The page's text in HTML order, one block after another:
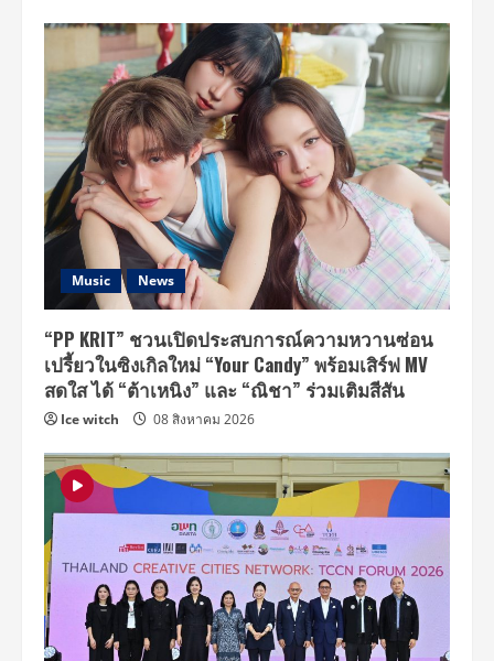
Music News
“PP KRIT” ชวนเปิดประสบการณ์ความหวานซ่อน
เปรี้ยวในซิงเกิลใหม่ “Your Candy” พร้อมเสิร์ฟ MV
สดใส ได้ “ต้าเหนิง” และ “ณิชา” ร่วมเติมสีสัน
Ice witch 08 สิงหาคม 2026